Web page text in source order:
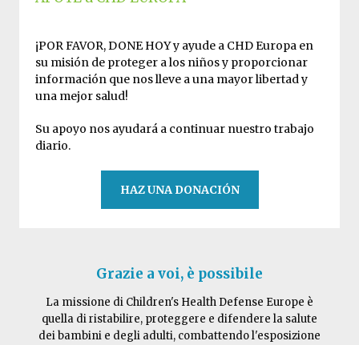
¡POR FAVOR, DONE HOY y ayude a CHD Europa en
su misión de proteger a los niños y proporcionar
información que nos lleve a una mayor libertad y
una mejor salud!
Su apoyo nos ayudará a continuar nuestro trabajo
diario.
HAZ UNA DONACIÓN
Grazie a voi, è possibile
La missione di Children's Health Defense Europe è
quella di ristabilire, proteggere e difendere la salute
dei bambini e degli adulti, combattendo l'esposizione